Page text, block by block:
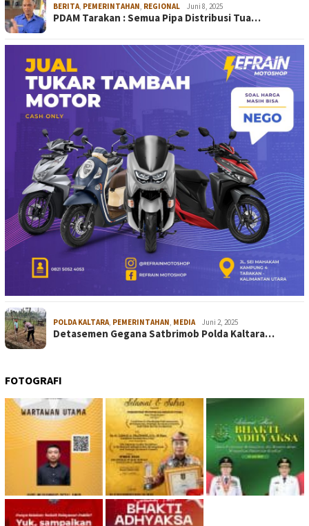
BERITA PEMERINTAHAN REGIONAL Juni 8, 2025
PDAM Tarakan : Semua Pipa Distribusi Tua…
POLDA KALTARA, PEMERINTAHAN, MEDIA Juni 2, 2025
Detasemen Gegana Satbrimob Polda Kaltara…
FOTOGRAFI